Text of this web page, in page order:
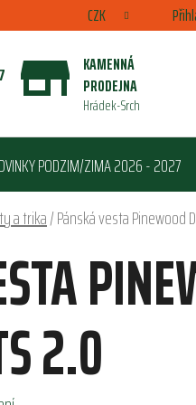
CZK
KAMENNÁ
PRODEJNA
Hrádek-Srch
PODZIM/ZIMA 2026 - 2027
a trika/Pánská vesta Pinewood
2.0